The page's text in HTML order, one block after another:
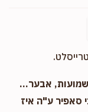
אבער...
סאפיר ע"ה איז